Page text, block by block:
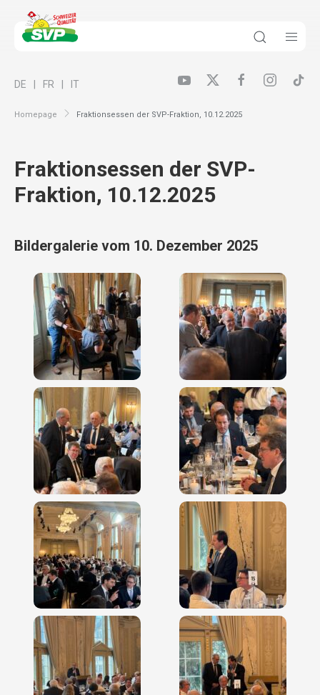
Homepage Fraktionsessen der SVP-Fraktion, 10.12.2025
DE FR IT
Fraktionsessen der SVP-
Fraktion, 10.12.2025
Bildergalerie vom 10. Dezember 2025